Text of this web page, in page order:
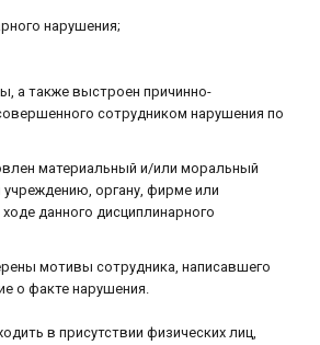
нарушения;
а также выстроен причинно-
сотрудником нарушения по
материальный и/или моральный
органу, фирме или
данного дисциплинарного
мотивы сотрудника, написавшего
о факте нарушения.
в присутствии физических лиц,